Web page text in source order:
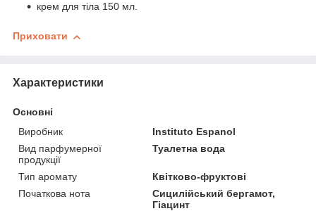
крем для тіла 150 мл.
Приховати
Характеристики
Основні
Виробник
Instituto Espanol
Вид парфумерної
продукції
Туалетна вода
Тип аромату
Квітково-фруктові
Початкова нота
Сицилійський бергамот,
Гіацинт